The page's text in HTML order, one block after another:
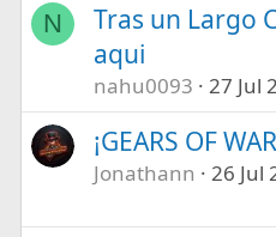
N
Tras un Largo
aqui
nahu0093 27 Jul
¡GEARS OF
Jonathann 26 Jul